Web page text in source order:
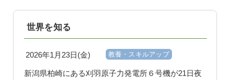
世界を知る
2026年1月23日(金) 教養・スキルアップ
新潟県柏崎にある刈羽原子力発電所６号機が21日夜